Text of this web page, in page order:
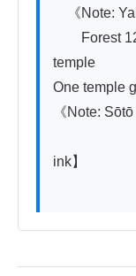
《Note:
Forest 12
temple
One
《Note:
ink】